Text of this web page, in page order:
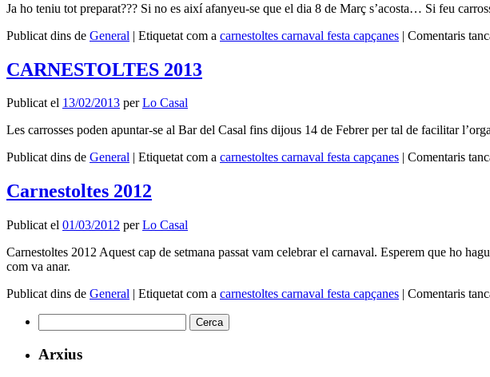
Ja ho teniu tot preparat??? Si no es així afanyeu-se que el dia 8 de Març s’acosta… Si feu
Publicat dins de General | Etiquetat com a carnestoltes carnaval festa capçanes | Comentaris
CARNESTOLTES 2013
Publicat el 13/02/2013 per Lo Casal
Les carrosses poden apuntar-se al Bar del Casal fins dijous 14 de Febrer per tal de facilitar
Publicat dins de General | Etiquetat com a carnestoltes carnaval festa capçanes | Comentaris
Carnestoltes 2012
Publicat el 01/03/2012 per Lo Casal
Carnestoltes 2012 Aquest cap de setmana passat vam celebrar el carnaval. Esperem que ho
com va anar.
Publicat dins de General | Etiquetat com a carnestoltes carnaval festa capçanes | Comentaris
Arxius